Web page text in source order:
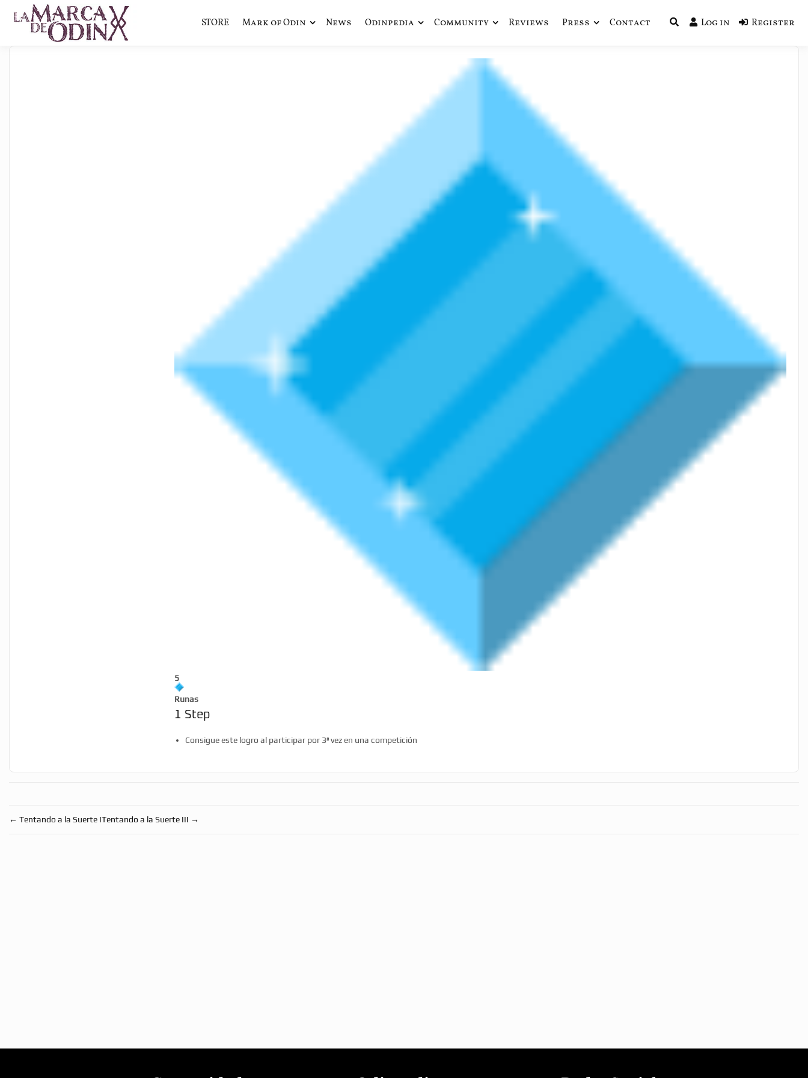
La Marca de Odín
La saga literaria transmedia que fusiona actualidad con mitología nórdica y ciencia ficción
STORE Mark of Odin News Odinpedia Community Reviews Press Contact Log in Register
5
Runas
1 Step
Consigue este logro al participar por 3ª vez en una competición
← Tentando a la Suerte ITentando a la Suerte III →